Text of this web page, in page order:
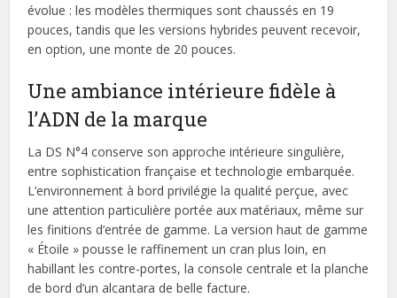
évolue : les modèles thermiques sont chaussés en 19
pouces, tandis que les versions hybrides peuvent recevoir,
en option, une monte de 20 pouces.
Une ambiance intérieure fidèle à
l’ADN de la marque
La DS N°4 conserve son approche intérieure singulière,
entre sophistication française et technologie embarquée.
L’environnement à bord privilégie la qualité perçue, avec
une attention particulière portée aux matériaux, même sur
les finitions d’entrée de gamme. La version haut de gamme
« Étoile » pousse le raffinement un cran plus loin, en
habillant les contre-portes, la console centrale et la planche
de bord d’un alcantara de belle facture.